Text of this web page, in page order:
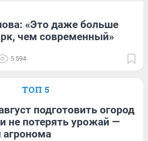
«Это даже больше
чем современный»
5 594
ТОП 5
подготовить огород
не потерять урожай —
агронома